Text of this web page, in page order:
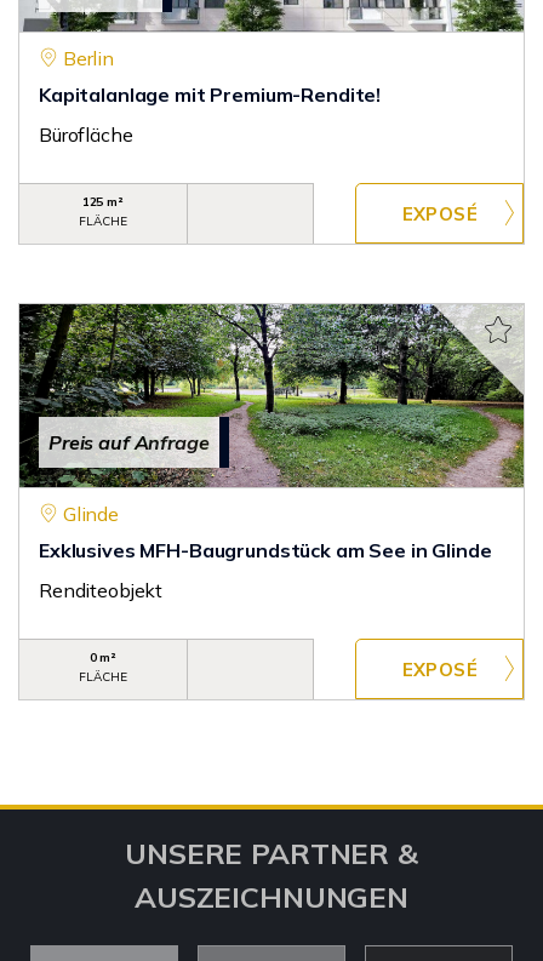
Berlin
Kapitalanlage mit Premium-Rendite!
Bürofläche
125 m²
FLÄCHE
Preis auf Anfrage
Glinde
Exklusives MFH-Baugrundstück am See in Glinde
Renditeobjekt
0 m²
FLÄCHE
UNSERE PARTNER &
AUSZEICHNUNGEN